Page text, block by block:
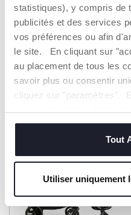
statistiques), y compris de
publicités et des services
vos préférences ou afin
le site. En cliquant sur
au placement de tous les
savoir plus ou consentir
cliquez sur "paramètres".
techniques, qui sont
Tout
Utiliser uniquement
+ COULEURS
Trio Activ3+
599,99 €
AJOUTER
2=3 TOP VENTE